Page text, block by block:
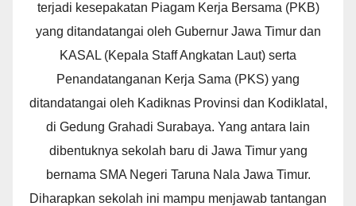
terjadi kesepakatan Piagam Kerja Bersama (PKB)
yang ditandatangai oleh Gubernur Jawa Timur dan
KASAL (Kepala Staff Angkatan Laut) serta
Penandatanganan Kerja Sama (PKS) yang
ditandatangai oleh Kadiknas Provinsi dan Kodiklatal,
di Gedung Grahadi Surabaya. Yang antara lain
dibentuknya sekolah baru di Jawa Timur yang
bernama SMA Negeri Taruna Nala Jawa Timur.
Diharapkan sekolah ini mampu menjawab tantangan